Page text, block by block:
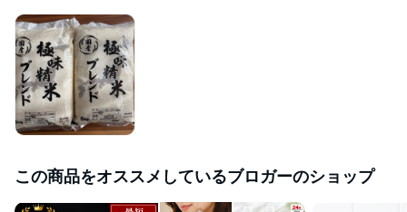
この商品をオススメしているブロガーのショップ